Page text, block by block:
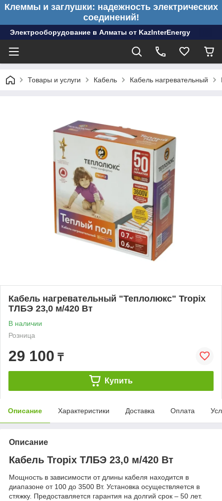
Клеммы и заглушки: надежность электрических
соединений!
Электрооборудование в Алматы от KazInterEnergy
Товары и услуги Кабель Кабель нагревательный
Кабель нагревательный "Теплолюкс" Tropix
ТЛБЭ 23,0 м/420 Вт
В наличии
Розница
29 100 ₸
Купить
Описание Характеристики Доставка Оплата
Описание
Кабель Tropix ТЛБЭ 23,0 м/420 Вт
Мощность в зависимости от длины кабеля находится в
диапазоне от 100 до 3500 Вт. Установка осуществляется в
стяжку. Предоставляется гарантия на долгий срок – 50 лет.